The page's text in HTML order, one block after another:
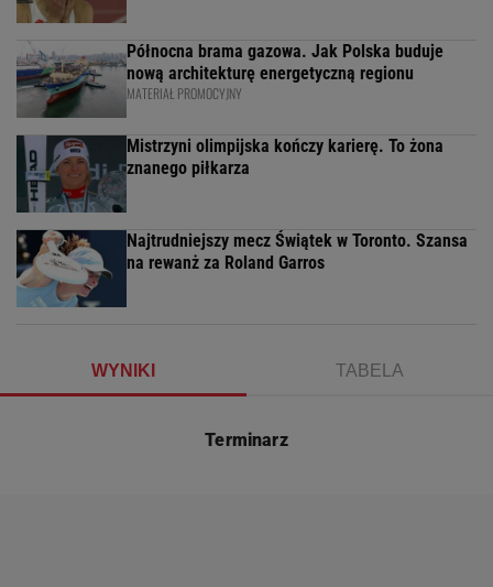
Północna brama gazowa. Jak Polska buduje
nową architekturę energetyczną regionu
MATERIAŁ PROMOCYJNY
Mistrzyni olimpijska kończy karierę. To żona
znanego piłkarza
Najtrudniejszy mecz Świątek w Toronto. Szansa
na rewanż za Roland Garros
WYNIKI TABELA
Terminarz